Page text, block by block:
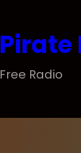
Pirate
Free Radio